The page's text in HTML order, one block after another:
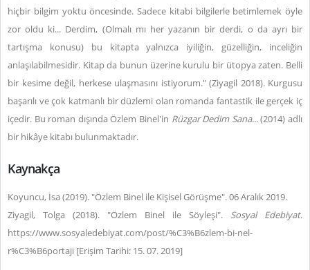
hiçbir bilgim yoktu öncesinde. Sadece kitabi bilgilerle betimlemek öyle
zor oldu ki... Derdim, (Olmalı mı her yazanın bir derdi, o da ayrı bir
tartışma konusu) bu kitapta yalnızca iyiliğin, güzelliğin, inceliğin
anlaşılabilmesidir. Kitap da bunun üzerine kurulu bir ütopya zaten. Belli
bir kesime değil, herkese ulaşmasını istiyorum." (Ziyagil 2018). Kurgusu
başarılı ve çok katmanlı bir düzlemi olan romanda fantastik ile gerçek iç
içedir. Bu roman dışında Özlem Binel'in Rüzgar Dedim Sana...(2014) adlı
bir hikâye kitabı bulunmaktadır.
Kaynakça
Koyuncu, İsa (2019). "Özlem Binel ile Kişisel Görüşme". 06 Aralık 2019.
Ziyagil, Tolga (2018). "Özlem Binel ile Söyleşi". Sosyal Edebiyat.
https://www.sosyaledebiyat.com/post/%C3%B6zlem-bi-nel-
r%C3%B6portaji [Erişim Tarihi: 15. 07. 2019]